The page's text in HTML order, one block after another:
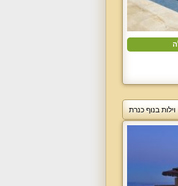
וילות בנוף כנרת